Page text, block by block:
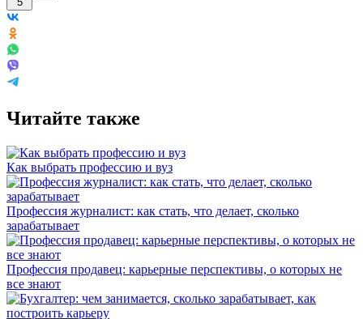
Читайте также
Как выбрать профессию и вуз
Профессия журналист: как стать, что делает, сколько
зарабатывает
Профессия продавец: карьерные перспективы, о которых не
все знают